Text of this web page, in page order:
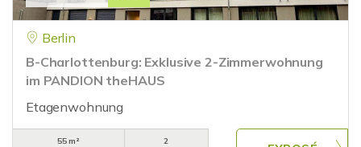
Berlin
B-Charlottenburg: Exklusive 2-Zimmerwohnung
im PANDION theHAUS
Etagenwohnung
55 m²
2